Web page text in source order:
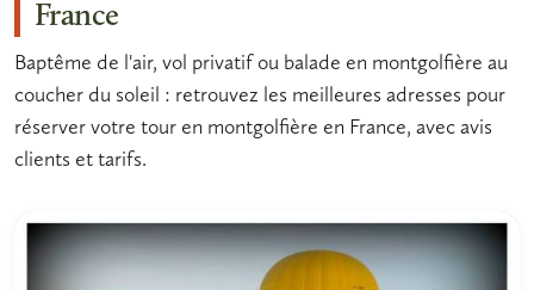
France
Baptême de l'air, vol privatif ou balade en montgolfière au
coucher du soleil : retrouvez les meilleures adresses pour
réserver votre tour en montgolfière en France, avec avis
clients et tarifs.